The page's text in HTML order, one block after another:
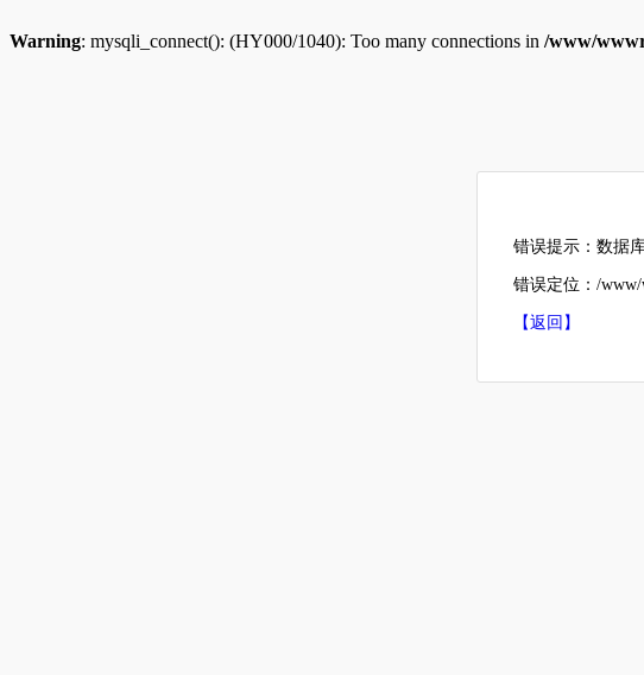
Warning: mysqli_connect(): (HY000/1040): Too many connections in /www/
错误提示：数据
错误定位：/www/
【返回】